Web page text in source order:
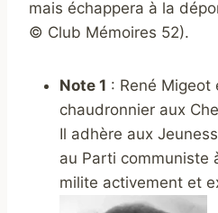
mais échappera à la
© Club Mémoires 52).
Note 1 : René Migeot
chaudronnier aux
Il adhère aux
au Parti communiste
milite activement et